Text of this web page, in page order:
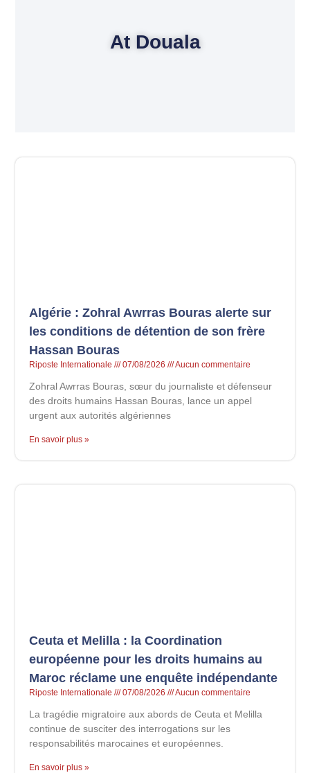
At Douala
Algérie : Zohral Awrras Bouras alerte sur
les conditions de détention de son frère
Hassan Bouras
Riposte Internationale 07/08/2026 Aucun commentaire
Zohral Awrras Bouras, sœur du journaliste et défenseur
des droits humains Hassan Bouras, lance un appel
urgent aux autorités algériennes
En savoir plus »
Ceuta et Melilla : la Coordination
européenne pour les droits humains au
Maroc réclame une enquête indépendante
Riposte Internationale 07/08/2026 Aucun commentaire
La tragédie migratoire aux abords de Ceuta et Melilla
continue de susciter des interrogations sur les
responsabilités marocaines et européennes.
En savoir plus »